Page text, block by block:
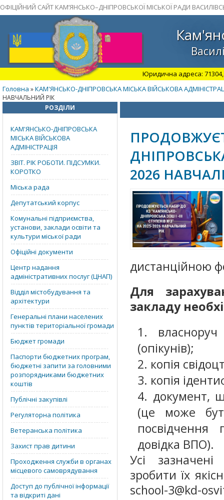
ОФІЦІЙНИЙ САЙТ КАМ’ЯНСЬКО–ДНІПРОВСЬКОЇ МІСЬКОЇ РАДИ
Юридична адреса: 71304,
Головна »КАМ'ЯНСЬКО-ДНІПРОВСЬКА МІСЬКА ВІЙСЬКОВА
НАВЧАЛЬНИЙ РІК
РОЗДІЛИ
КАМ'ЯНСЬКО-ДНІПРОВСЬКА
МІСЬКА ВІЙСЬКОВА
АДМІНІСТРАЦІЯ
ЗВІТ. РІК РОБОТИ. ПІДСУМКИ.
КОРОТКО
Міська рада
Депутатський корпус
Комунальні підприємства,
установи, заклади освіти та
культури міської ради
Офіційні документи
Центр надання
адміністративних послуг (ЦНАП)
Відділ містобудування та
архітектури
Генеральні плани населених
пунктів територіальної громади
Бюджет громади
Паспорти бюджетних програм,
бюджетні запити за головними
розпорядниками бюджетних
коштів
Публічні закупівлі
Регуляторна політика
Ветеранська політика
Захист прав дитини
Проходження служби в органах
місцевого самоврядування
Доступ до публічної інформації
та відкриті дані
2026
дистанційною
Для
закладу
(опікунів);
копія
копія
документ,
(це може
довідка ВПО).
Усі
зробити їх
school-3@kd-